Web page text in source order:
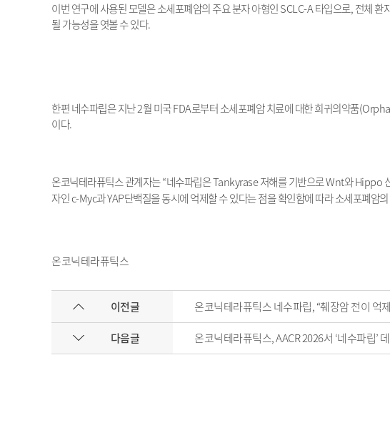
이번 연구에 사용된 모델은 소세포폐암의 주요 분자 아형인SCLC-A타입으로,전체 환
될 가능성을 엿볼 수 있다.
한편 네수파립은 지난2월 미국FDA로부터 소세포폐암 치료에 대한 희귀의약품
이다.
온코닉테라퓨틱스 관계자는“네수파립은Tankyrase저해를 기반으로Wnt와Hippo
자인c-Myc과YAP단백질을 동시에 억제할 수 있다는 점을 확인함에 따라 소세포폐암
온코닉테라퓨틱스
이전글
온코닉테라퓨틱스 네수파립, “췌장암 전이 억
다음글
온코닉테라퓨틱스, AACR 2026서 ‘네수파립’